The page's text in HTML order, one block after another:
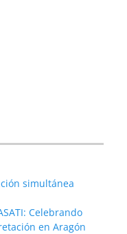
simultánea
Celebrando
en Aragón